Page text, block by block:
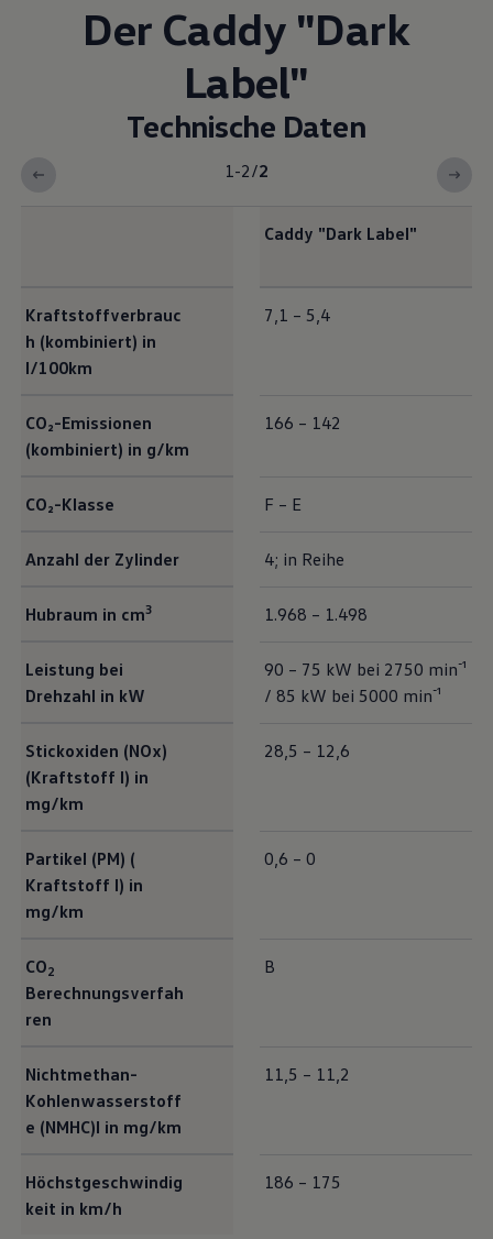
Der Caddy "Dark
Label"
Technische Daten
1-2/2
Caddy "Dark Label"
Kraftstoffverbrauc
h (kombiniert) in
l/100km
7,1 – 5,4
CO₂-Emissionen
(kombiniert) in g/km
166 – 142
CO₂-Klasse F – E
Anzahl der Zylinder 4; in Reihe
Hubraum in cm3 1.968 – 1.498
Leistung bei
Drehzahl in kW
90 – 75 kW bei 2750 min⁻¹
/ 85 kW bei 5000 min⁻¹
Stickoxiden (NOx)
(Kraftstoff I) in
mg/km
28,5 – 12,6
Partikel (PM) (
Kraftstoff I) in
mg/km
0,6 – 0
CO2
Berechnungsverfah
ren
B
Nichtmethan-
Kohlenwasserstoff
e (NMHC)I in mg/km
11,5 – 11,2
Höchstgeschwindig
keit in km/h
186 – 175